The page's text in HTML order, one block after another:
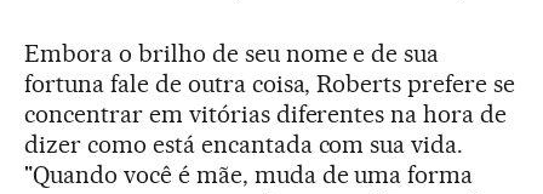
Embora o brilho de seu nome e de sua
fortuna fale de outra coisa, Roberts prefere se
concentrar em vitórias diferentes na hora de
dizer como está encantada com sua vida.
"Quando você é mãe, muda de uma forma